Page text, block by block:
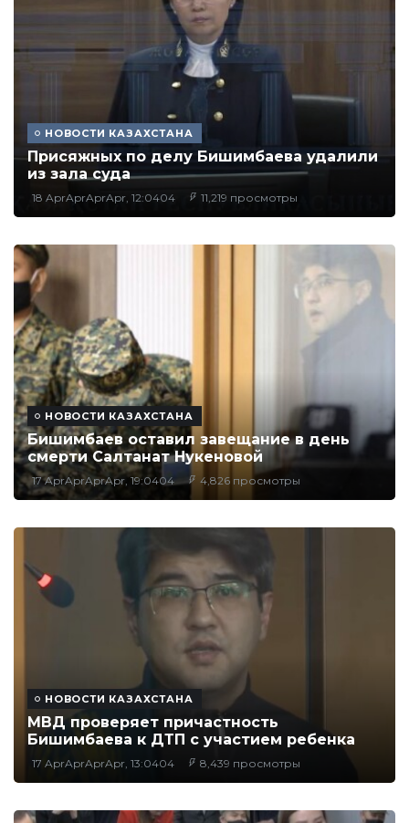
НОВОСТИ КАЗАХСТАНА
Присяжных по делу Бишимбаева удалили
из зала суда
18 AprAprAprApr, 12:0404 11,219 просмотры
НОВОСТИ КАЗАХСТАНА
Бишимбаев оставил завещание в день
смерти Салтанат Нукеновой
17 AprAprAprApr, 19:0404 4,826 просмотры
НОВОСТИ КАЗАХСТАНА
МВД проверяет причастность
Бишимбаева к ДТП с участием ребенка
17 AprAprAprApr, 13:0404 8,439 просмотры